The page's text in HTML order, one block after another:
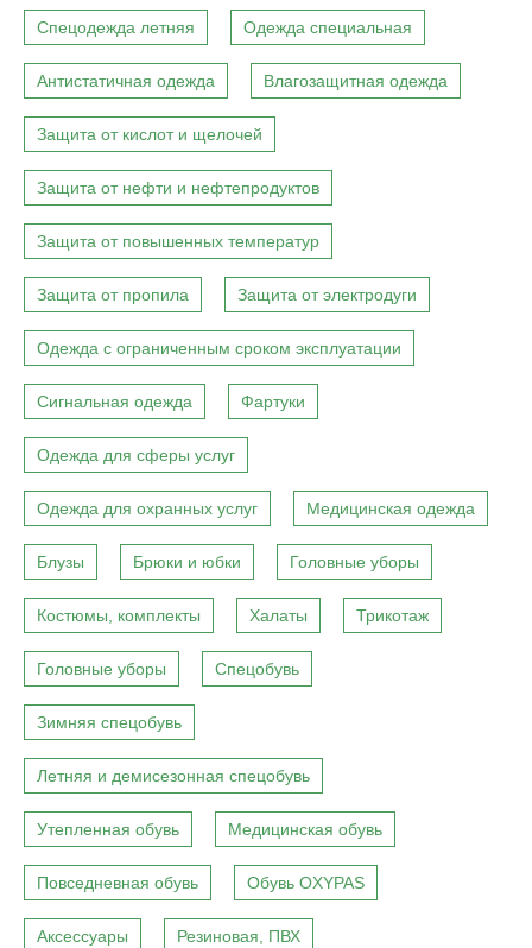
Спецодежда летняя Одежда специальная
Антистатичная одежда Влагозащитная одежда
Защита от кислот и щелочей
Защита от нефти и нефтепродуктов
Защита от повышенных температур
Защита от пропила Защита от электродуги
Одежда с ограниченным сроком эксплуатации
Сигнальная одежда Фартуки
Одежда для сферы услуг
Одежда для охранных услуг Медицинская одежда
Блузы Брюки и юбки Головные уборы
Костюмы, комплекты Халаты Трикотаж
Головные уборы Спецобувь
Зимняя спецобувь
Летняя и демисезонная спецобувь
Утепленная обувь Медицинская обувь
Повседневная обувь Обувь OXYPAS
Аксессуары Резиновая, ПВХ